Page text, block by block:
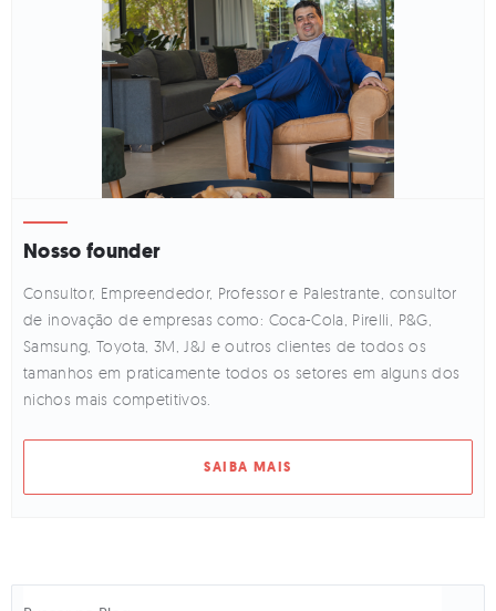
Nosso founder
Consultor, Empreendedor, Professor e Palestrante, consultor
de inovação de empresas como: Coca-Cola, Pirelli, P&G,
Samsung, Toyota, 3M, J&J e outros clientes de todos os
tamanhos em praticamente todos os setores em alguns dos
nichos mais competitivos.
SAIBA MAIS